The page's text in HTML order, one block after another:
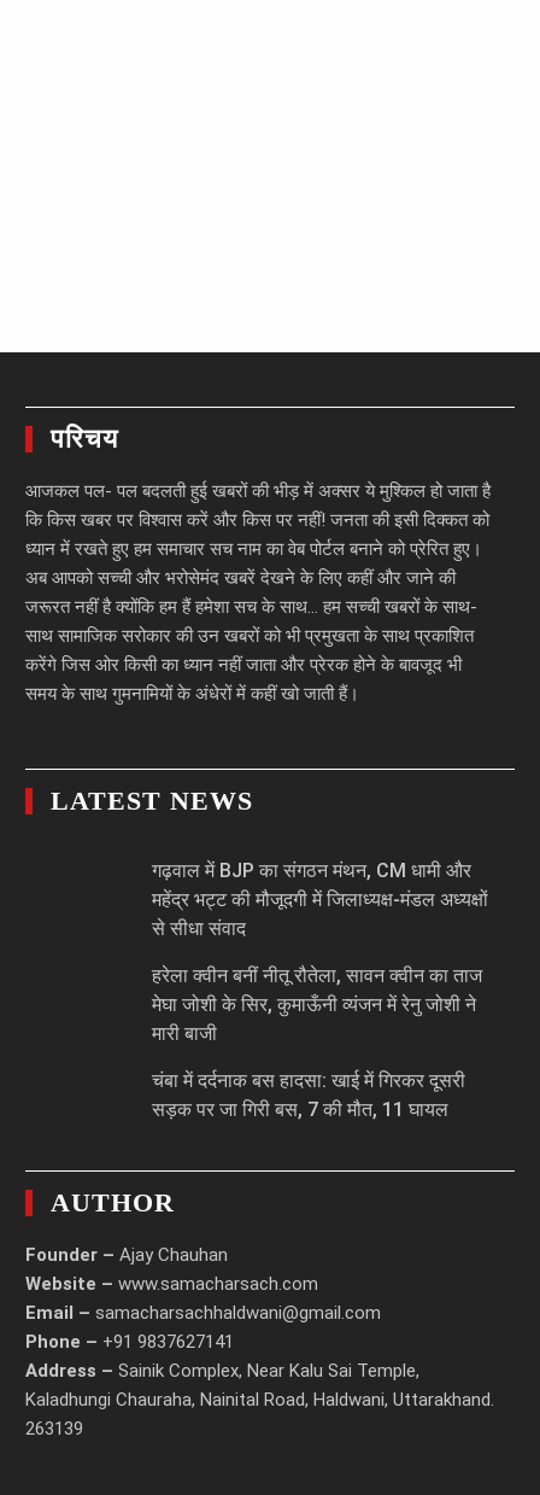
परिचय
आजकल पल- पल बदलती हुई खबरों की भीड़ में अक्सर ये मुश्किल हो जाता है
कि किस खबर पर विश्वास करें और किस पर नहीं! जनता की इसी दिक्कत को
ध्यान में रखते हुए हम समाचार सच नाम का वेब पोर्टल बनाने को प्रेरित हुए।
अब आपको सच्ची और भरोसेमंद खबरें देखने के लिए कहीं और जाने की
जरूरत नहीं है क्योंकि हम हैं हमेशा सच के साथ… हम सच्ची खबरों के साथ-
साथ सामाजिक सरोकार की उन खबरों को भी प्रमुखता के साथ प्रकाशित
करेंगे जिस ओर किसी का ध्यान नहीं जाता और प्रेरक होने के बावजूद भी
समय के साथ गुमनामियों के अंधेरों में कहीं खो जाती हैं।
LATEST NEWS
गढ़वाल में BJP का संगठन मंथन, CM धामी और
महेंद्र भट्ट की मौजूदगी में जिलाध्यक्ष-मंडल अध्यक्षों
से सीधा संवाद
हरेला क्वीन बनीं नीतू रौतेला, सावन क्वीन का ताज
मेघा जोशी के सिर, कुमाऊँनी व्यंजन में रेनु जोशी ने
मारी बाजी
चंबा में दर्दनाक बस हादसा: खाई में गिरकर दूसरी
सड़क पर जा गिरी बस, 7 की मौत, 11 घायल
AUTHOR
Founder – Ajay Chauhan
Website – www.samacharsach.com
Email – samacharsachhaldwani@gmail.com
Phone – +91 9837627141
Address – Sainik Complex, Near Kalu Sai Temple,
Kaladhungi Chauraha, Nainital Road, Haldwani, Uttarakhand.
263139